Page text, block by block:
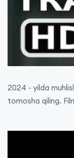
2024 - yilda
tomosha qiling.